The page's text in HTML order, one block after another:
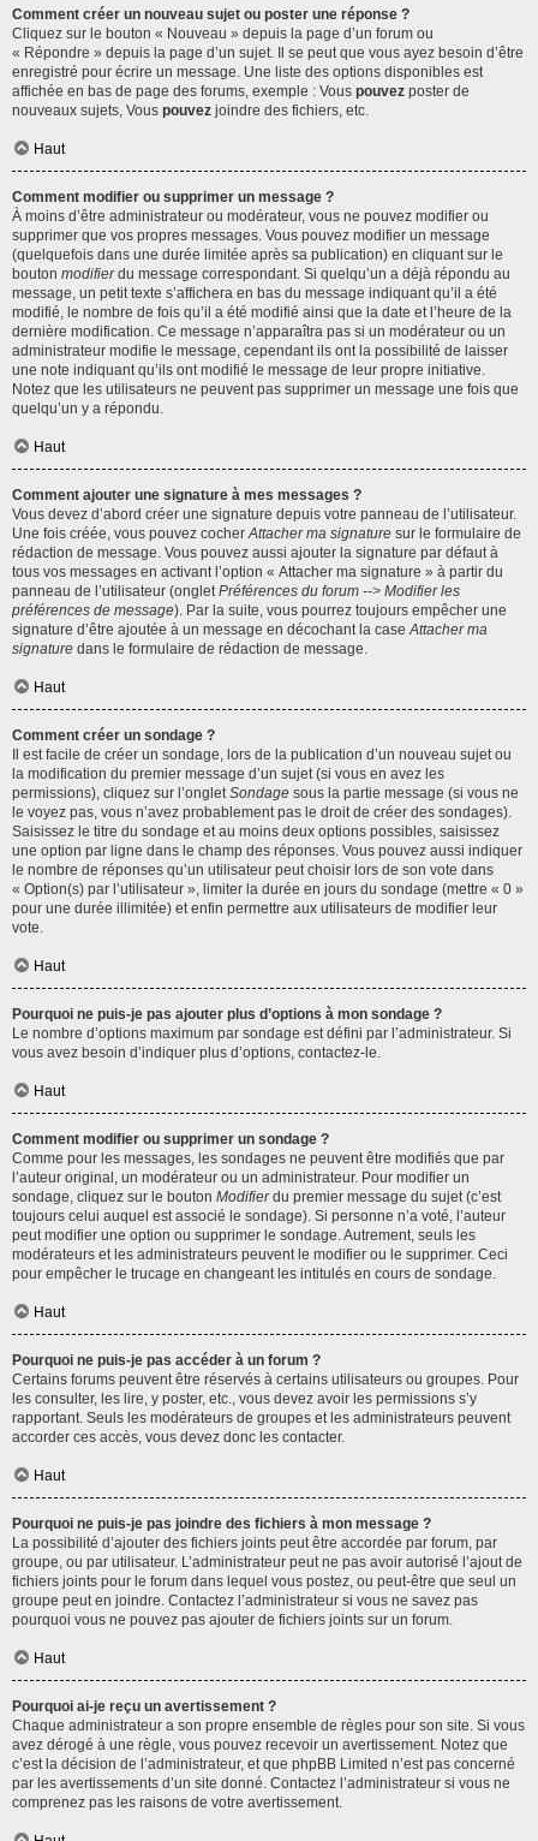
Comment créer un nouveau sujet ou poster une réponse ?
Cliquez sur le bouton « Nouveau » depuis la page d’un forum ou
« Répondre » depuis la page d’un sujet. Il se peut que vous ayez besoin d’être
enregistré pour écrire un message. Une liste des options disponibles est
affichée en bas de page des forums, exemple : Vous pouvez poster de
nouveaux sujets, Vous pouvez joindre des fichiers, etc.
Haut
Comment modifier ou supprimer un message ?
À moins d’être administrateur ou modérateur, vous ne pouvez modifier ou
supprimer que vos propres messages. Vous pouvez modifier un message
(quelquefois dans une durée limitée après sa publication) en cliquant sur le
bouton modifierdu message correspondant. Si quelqu’un a déjà répondu au
message, un petit texte s’affichera en bas du message indiquant qu’il a été
modifié, le nombre de fois qu’il a été modifié ainsi que la date et l’heure de la
dernière modification. Ce message n’apparaîtra pas si un modérateur ou un
administrateur modifie le message, cependant ils ont la possibilité de laisser
une note indiquant qu’ils ont modifié le message de leur propre initiative.
Notez que les utilisateurs ne peuvent pas supprimer un message une fois que
quelqu’un y a répondu.
Haut
Comment ajouter une signature à mes messages ?
Vous devez d’abord créer une signature depuis votre panneau de l’utilisateur.
Une fois créée, vous pouvez cocherAttacher ma signature sur le formulaire de
rédaction de message. Vous pouvez aussi ajouter la signature par défaut à
tous vos messages en activant l’option « Attacher ma signature » à partir du
panneau de l’utilisateur (ongletPréférences du forum --> Modifier les
préférences de message). Par la suite, vous pourrez toujours empêcher une
signature d’être ajoutée à un message en décochant la caseAttacher ma
signature dans le formulaire de rédaction de message.
Haut
Comment créer un sondage ?
Il est facile de créer un sondage, lors de la publication d’un nouveau sujet ou
la modification du premier message d’un sujet (si vous en avez les
permissions), cliquez sur l’ongletSondage sous la partie message (si vous ne
le voyez pas, vous n’avez probablement pas le droit de créer des sondages).
Saisissez le titre du sondage et au moins deux options possibles, saisissez
une option par ligne dans le champ des réponses. Vous pouvez aussi indiquer
le nombre de réponses qu’un utilisateur peut choisir lors de son vote dans
« Option(s) par l’utilisateur », limiter la durée en jours du sondage (mettre « 0 »
pour une durée illimitée) et enfin permettre aux utilisateurs de modifier leur
vote.
Haut
Pourquoi ne puis-je pas ajouter plus d’options à mon sondage ?
Le nombre d’options maximum par sondage est défini par l’administrateur. Si
vous avez besoin d’indiquer plus d’options, contactez-le.
Haut
Comment modifier ou supprimer un sondage ?
Comme pour les messages, les sondages ne peuvent être modifiés que par
l’auteur original, un modérateur ou un administrateur. Pour modifier un
sondage, cliquez sur le bouton Modifierdu premier message du sujet (c’est
toujours celui auquel est associé le sondage). Si personne n’a voté, l’auteur
peut modifier une option ou supprimer le sondage. Autrement, seuls les
modérateurs et les administrateurs peuvent le modifier ou le supprimer. Ceci
pour empêcher le trucage en changeant les intitulés en cours de sondage.
Haut
Pourquoi ne puis-je pas accéder à un forum ?
Certains forums peuvent être réservés à certains utilisateurs ou groupes. Pour
les consulter, les lire, y poster, etc., vous devez avoir les permissions s’y
rapportant. Seuls les modérateurs de groupes et les administrateurs peuvent
accorder ces accès, vous devez donc les contacter.
Haut
Pourquoi ne puis-je pas joindre des fichiers à mon message ?
La possibilité d’ajouter des fichiers joints peut être accordée par forum, par
groupe, ou par utilisateur. L’administrateur peut ne pas avoir autorisé l’ajout de
fichiers joints pour le forum dans lequel vous postez, ou peut-être que seul un
groupe peut en joindre. Contactez l’administrateur si vous ne savez pas
pourquoi vous ne pouvez pas ajouter de fichiers joints sur un forum.
Haut
Pourquoi ai-je reçu un avertissement ?
Chaque administrateur a son propre ensemble de règles pour son site. Si vous
avez dérogé à une règle, vous pouvez recevoir un avertissement. Notez que
c’est la décision de l’administrateur, et que phpBB Limited n’est pas concerné
par les avertissements d’un site donné. Contactez l’administrateur si vous ne
comprenez pas les raisons de votre avertissement.